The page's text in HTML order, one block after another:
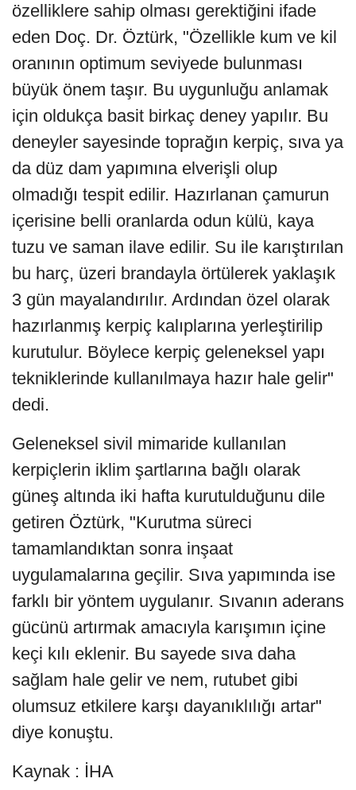
özelliklere sahip olması gerektiğini ifade
eden Doç. Dr. Öztürk, "Özellikle kum ve kil
oranının optimum seviyede bulunması
büyük önem taşır. Bu uygunluğu anlamak
için oldukça basit birkaç deney yapılır. Bu
deneyler sayesinde toprağın kerpiç, sıva ya
da düz dam yapımına elverişli olup
olmadığı tespit edilir. Hazırlanan çamurun
içerisine belli oranlarda odun külü, kaya
tuzu ve saman ilave edilir. Su ile karıştırılan
bu harç, üzeri brandayla örtülerek yaklaşık
3 gün mayalandırılır. Ardından özel olarak
hazırlanmış kerpiç kalıplarına yerleştirilip
kurutulur. Böylece kerpiç geleneksel yapı
tekniklerinde kullanılmaya hazır hale gelir"
dedi.
Geleneksel sivil mimaride kullanılan
kerpiçlerin iklim şartlarına bağlı olarak
güneş altında iki hafta kurutulduğunu dile
getiren Öztürk, "Kurutma süreci
tamamlandıktan sonra inşaat
uygulamalarına geçilir. Sıva yapımında ise
farklı bir yöntem uygulanır. Sıvanın aderans
gücünü artırmak amacıyla karışımın içine
keçi kılı eklenir. Bu sayede sıva daha
sağlam hale gelir ve nem, rutubet gibi
olumsuz etkilere karşı dayanıklılığı artar"
diye konuştu.
Kaynak : İHA